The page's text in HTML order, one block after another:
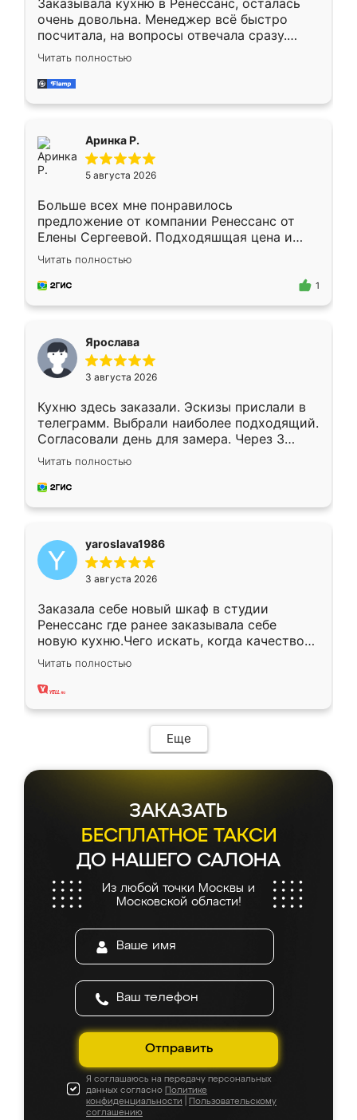
Заказывала кухню в Ренессанс, осталась
очень довольна. Менеджер всё быстро
посчитала, на вопросы отвечала сразу.
Замерщик приехал в субботу, подошёл к
делу со всей ответственностью. Собрали
за день, ребята работали аккуратно, даже
Читать полностью
Аринка Р.
5 августа 2026
Больше всех мне понравилось
предложение от компании Ренессанс от
Елены Сергеевой. Подходяшщая цена и
короткие сроки изготовления. Приехавший
для замера сотрудник Владислав
предложил по моему эскизу самый
Читать полностью
1
Ярослава
3 августа 2026
Кухню здесь заказали. Эскизы прислали в
телеграмм. Выбрали наиболее подходящий.
Согласовали день для замера. Через 3
недели кухня была уже готова. Остались
довольны работой. Спасибо Ренессанс
мебель за качественную работу!
Читать полностью
yaroslava1986
3 августа 2026
Заказала себе новый шкаф в студии
Ренессанс где ранее заказывала себе
новую кухню.Чего искать, когда качеством
вполне довольна. Служит кухня уже почти
два года, нареканий нет.
Читать полностью
Еще
ЗАКАЗАТЬ
БЕСПЛАТНОЕ ТАКСИ
ДО НАШЕГО САЛОНА
Из любой точки Москвы и
Московской области!
Отправить
Я соглашаюсь на передачу персональных
данных согласно Политике
конфиденциальности
Пользовательскому
соглашению